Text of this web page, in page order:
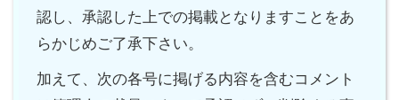
認し、承認した上での掲載となりますことをあ
らかじめご了承下さい。
加えて、次の各号に掲げる内容を含むコメント